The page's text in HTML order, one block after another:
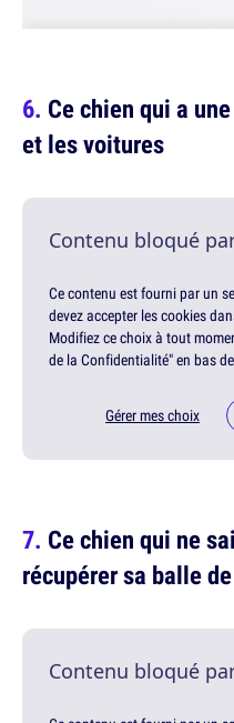
Ce chien qui a
et les voitures
Contenu bloqué
Ce contenu est fourni par un
devez accepter les cookies
Modifiez ce choix à tout
de la Confidentialité" en bas
Gérer mes choix
Ce chien qui ne
récupérer sa balle
Contenu bloqué